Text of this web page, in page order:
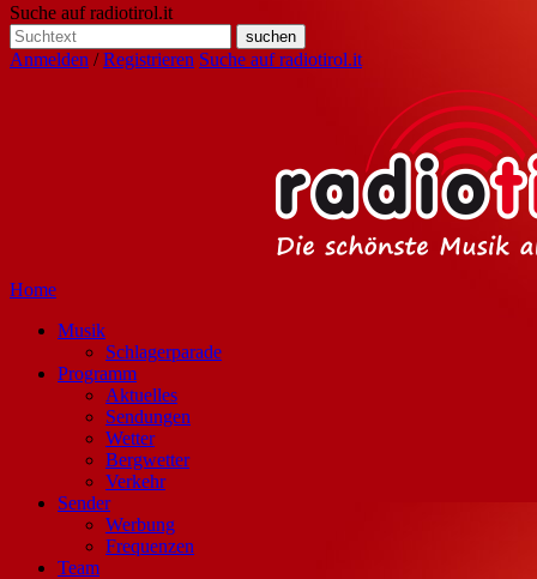
Suche auf radiotirol.it
Anmelden /Registrieren Suche auf radiotirol.it
Home
Musik
Schlagerparade
Programm
Aktuelles
Sendungen
Wetter
Bergwetter
Verkehr
Sender
Werbung
Frequenzen
Team